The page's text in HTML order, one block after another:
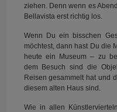
ziehen. Denn wenn es
Bellavista erst richtig los.
Wenn Du ein bisschen
möchtest, dann hast Du die
heute ein Museum – zu
dem Besuch sind die
Reisen gesammelt hat und
diesem alten Haus sind.
Wie in allen